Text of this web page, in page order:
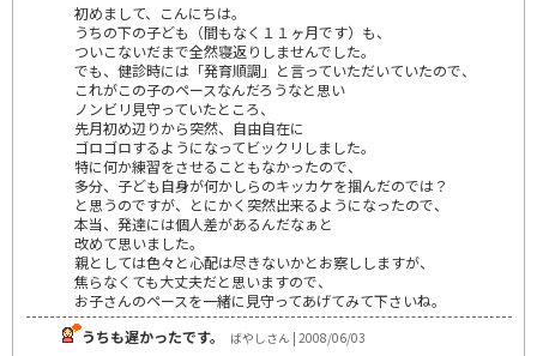
初めまして、こんにちは。
うちの下の子ども（間もなく１１ヶ月です）も、
ついこないだまで全然寝返りしませんでした。
でも、健診時には「発育順調」と言っていただいていたので、
これがこの子のペースなんだろうなと思い
ノンビリ見守っていたところ、
先月初め辺りから突然、自由自在に
ゴロゴロするようになってビックリしました。
特に何か練習をさせることもなかったので、
多分、子ども自身が何かしらのキッカケを掴んだのでは？
と思うのですが、とにかく突然出来るようになったので、
本当、発達には個人差があるんだなぁと
改めて思いました。
親としては色々と心配は尽きないかとお察ししますが、
焦らなくても大丈夫だと思いますので、
お子さんのペースを一緒に見守ってあげてみて下さいね。
うちも遅かったです。
ばやしさん | 2008/06/03